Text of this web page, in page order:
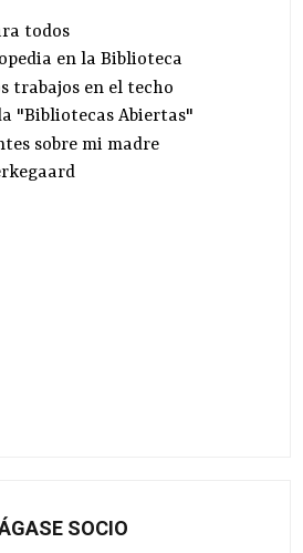
todos
en la Biblioteca
trabajos en el techo
"Bibliotecas Abiertas"
sobre mi madre
SOCIO